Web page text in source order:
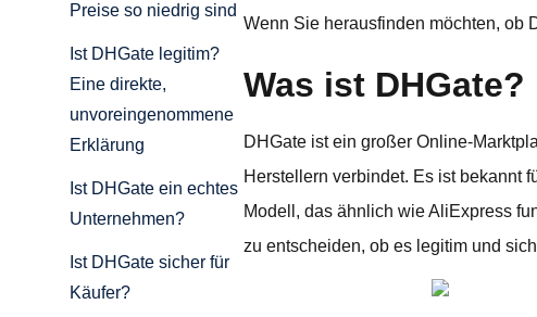
Preise so niedrig sind
Ist DHGate legitim?
Eine direkte,
unvoreingenommene
Erklärung
Ist DHGate ein echtes
Unternehmen?
Ist DHGate sicher für
Käufer?
Wenn Sie herausfinden möchten, ob
Was ist DHGate?
DHGate ist ein großer Online-
Herstellern verbindet. Es ist bekannt
Modell, das ähnlich wie AliExpress
zu entscheiden, ob es legitim und